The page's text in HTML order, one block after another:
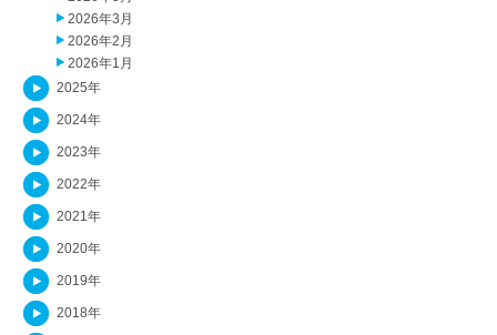
2026年3月
2026年2月
2026年1月
2025年
2024年
2023年
2022年
2021年
2020年
2019年
2018年